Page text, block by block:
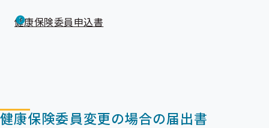
健康保険委員申込書
健康保険委員変更の場合の届出書